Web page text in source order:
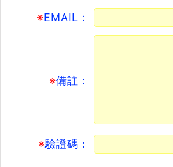
※EMAIL：
※備註：
※驗證碼：